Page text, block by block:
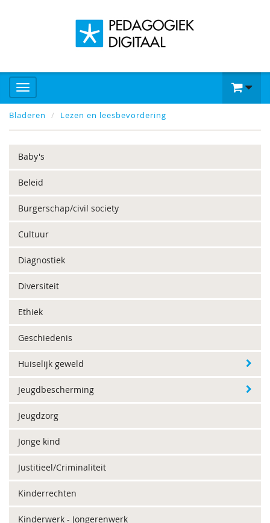
Bladeren Lezen en leesbevordering
Baby's
Beleid
Burgerschap/civil society
Cultuur
Diagnostiek
Diversiteit
Ethiek
Geschiedenis
Huiselijk geweld
Jeugdbescherming
Jeugdzorg
Jonge kind
Justitieel/Criminaliteit
Kinderrechten
Kinderwerk - Jongerenwerk